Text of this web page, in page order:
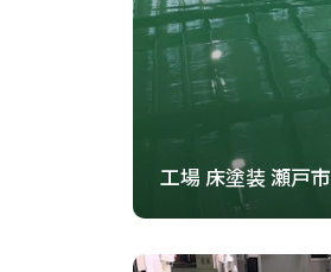
工場 床塗装 瀬戸市